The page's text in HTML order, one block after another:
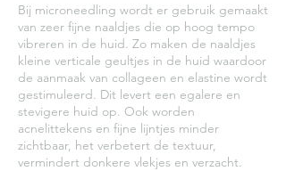
Bij microneedling wordt er gebruik gemaakt
van zeer fijne naaldjes die op hoog tempo
vibreren in de huid. Zo maken de naaldjes
kleine verticale geultjes in de huid waardoor
de aanmaak van collageen en elastine wordt
gestimuleerd. Dit levert een egalere en
stevigere huid op. Ook worden
acnelittekens en fijne lijntjes minder
zichtbaar, het verbetert de textuur,
vermindert donkere vlekjes en verzacht.